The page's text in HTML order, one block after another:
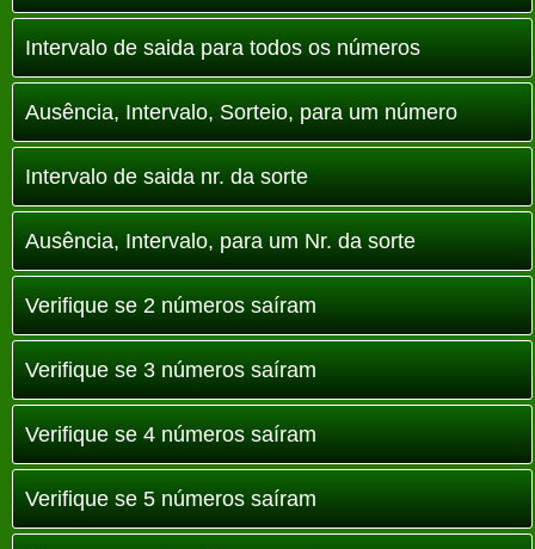
Intervalo de saida para todos os números
Ausência, Intervalo, Sorteio, para um número
Intervalo de saida nr. da sorte
Ausência, Intervalo, para um Nr. da sorte
Verifique se 2 números saíram
Verifique se 3 números saíram
Verifique se 4 números saíram
Verifique se 5 números saíram